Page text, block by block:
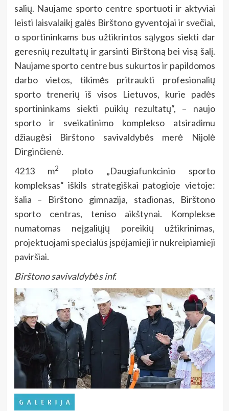
salių. Naujame sporto centre sportuoti ir aktyviai
leisti laisvalaikį galės Birštono gyventojai ir svečiai,
o sportininkams bus užtikrintos sąlygos siekti dar
geresnių rezultatų ir garsinti Birštoną bei visą šalį.
Naujame sporto centre bus sukurtos ir papildomos
darbo vietos, tikimės pritraukti profesionalių
sporto trenerių iš visos Lietuvos, kurie padės
sportininkams siekti puikių rezultatų“, – naujo
sporto ir sveikatinimo komplekso atsiradimu
džiaugėsi Birštono savivaldybės merė Nijolė
Dirginčienė.
4213 m2 ploto „Daugiafunkcinio sporto
kompleksas“ iškils strategiškai patogioje vietoje:
šalia – Birštono gimnazija, stadionas, Birštono
sporto centras, teniso aikštynai. Komplekse
numatomas neįgaliųjų poreikių užtikrinimas,
projektuojami specialūs įspėjamieji ir nukreipiamieji
paviršiai.
Birštono savivaldybės inf.